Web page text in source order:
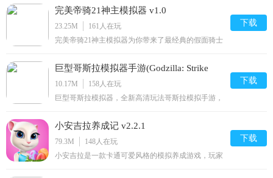
需要在保护好自身的情况下完成挑战任务，感兴趣的
玩家可以下载体验一下！警车驾驶模拟器官方介绍模
拟在城市的街道作
完美帝骑21神主模拟器 v1.0
23.25M 161 人在玩
完美帝骑21神主模拟器为你带来了最经典的假面骑士
出全新的假面骑士！想要成为光之继承者吗？那就来
这里！完美帝骑21模拟器内容介绍完美帝骑21神主游
戏是有意思的假面
下载
巨型哥斯拉模拟器手游(Godzilla: Strike
Zone) v1.0.1
10.17M 158人在玩
巨型哥斯拉模拟器，全新高清玩法哥斯拉模拟手游，
界，游戏玩法趣味性十足，感兴趣的玩家可以下载体
验！巨型哥斯拉模拟器官方介绍巨型哥斯拉模拟器采
用了高清的画面设
下载
小安吉拉养成记 v2.2.1
79.3M 148人在玩
小安吉拉是一款卡通可爱风格的模拟养成游戏，玩家
下载